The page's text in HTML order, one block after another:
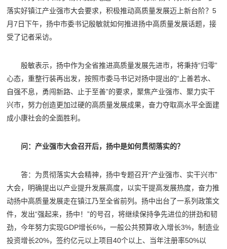
落实好镇江产业强市大会要求，积极推动高质量发展迈上新台阶？5
月7日下午，扬中市委书记殷敏就如何推进扬中高质量发展话题，接
受了记者采访。
殷敏表示，扬中作为全省推进高质量发展先进市，将秉持“归零”
心态，重整行装再出发，按照市委马书记对扬中提出的“上善若水、
自强不息，勇闯新路、止于至善”的要求，聚焦产业强市、聚力实干
兴市，努力创造更加过硬的高质量发展成果，奋力夺取高水平全面建
成小康社会的全面胜利。
问：产业强市大会召开后，扬中是如何贯彻落实的？
答：为贯彻落实大会精神，扬中专题召开“产业强市、实干兴市”
大会，明确提出以产业提升发展高度，以实干提高发展热度，奋力推
动扬中高质量发展走在镇江乃至全省前列。扬中出台了一系列政策文
件，发出“强起来，扬中！”的号召，将继续保持争先进位的拼劲和韧
劲，今年努力实现GDP增长6%，一般公共预算收入增长3%，制造业
投资增长20%，签约亿元以上项目40个以上、当年注册率50%以